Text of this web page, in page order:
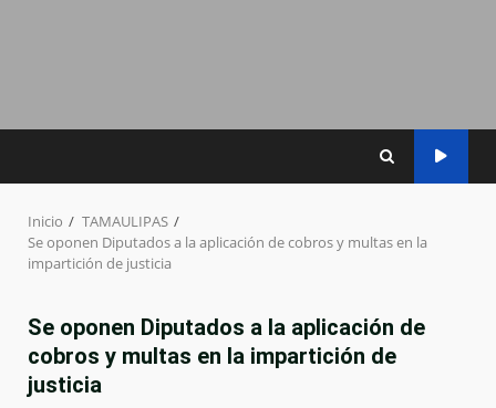
Inicio
TAMAULIPAS
Se oponen Diputados a la aplicación de cobros y multas en la
impartición de justicia
Se oponen Diputados a la aplicación de
cobros y multas en la impartición de
justicia